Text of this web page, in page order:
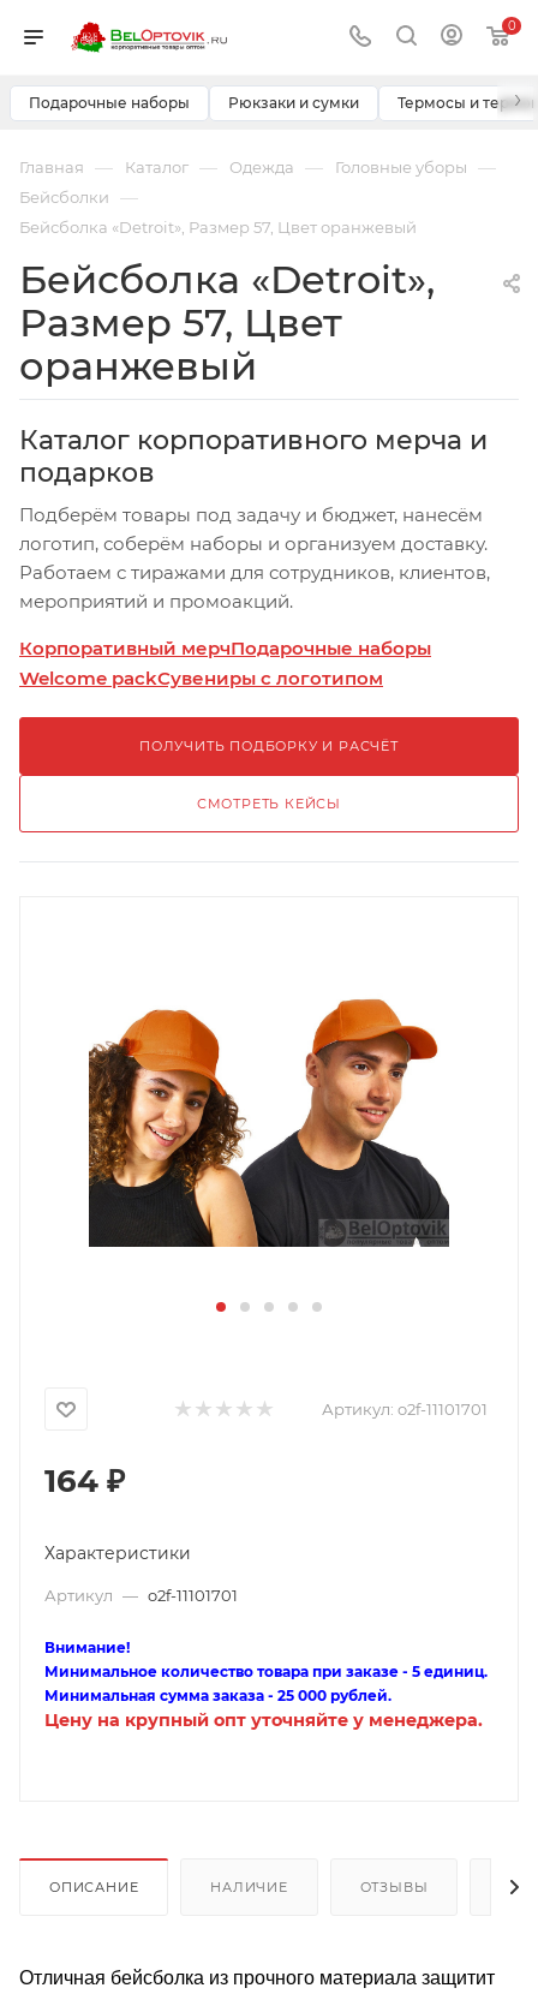
0
Подарочные наборы Рюкзаки и сумки Термосы и ›
Главная — Каталог — Одежда — Головные уборы —
Бейсболки —
Бейсболка «Detroit», Размер 57, Цвет оранжевый
Бейсболка «Detroit»,
Размер 57, Цвет
оранжевый
Каталог корпоративного мерча и
подарков
Подберём товары под задачу и бюджет, нанесём
логотип, соберём наборы и организуем доставку.
Работаем с тиражами для сотрудников, клиентов,
мероприятий и промоакций.
Корпоративный мерчПодарочные наборы
Welcome packСувениры с логотипом
ПОЛУЧИТЬ ПОДБОРКУ И РАСЧЁТ
СМОТРЕТЬ КЕЙСЫ
Артикул: o2f-11101701
164 ₽
Характеристики
Артикул — o2f-11101701
Внимание!
Минимальное количество товара при заказе - 5 единиц.
Минимальная сумма заказа - 25 000 рублей.
Цену на крупный опт уточняйте у менеджера.
ОПИСАНИЕ НАЛИЧИЕ ОТЗЫВЫ
Отличная бейсболка из прочного материала защитит